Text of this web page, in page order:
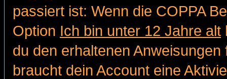
passiert ist: Wenn die COPPA
Option Ich bin unter 12 Jahre alt
du den erhaltenen
braucht dein Account eine